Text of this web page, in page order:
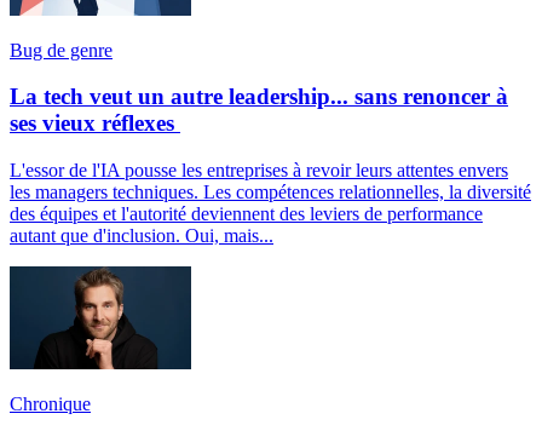
Bug de genre
La tech veut un autre leadership... sans renoncer à
ses vieux réflexes
L'essor de l'IA pousse les entreprises à revoir leurs attentes envers
les managers techniques. Les compétences relationnelles, la diversité
des équipes et l'autorité deviennent des leviers de performance
autant que d'inclusion. Oui, mais...
Chronique